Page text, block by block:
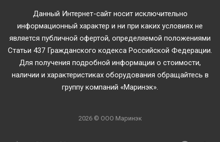
Данный Интернет-сайт носит исключительно
информационный характер и ни при каких условиях не
является публичной офертой, определяемой положениями
Статьи 437 Гражданского кодекса Российской Федерации.
Для получения подробной информации о стоимости,
наличии и характеристиках оборудования обращайтесь в
группу компаний «Маринэк».
2026 © ООО Маринэк